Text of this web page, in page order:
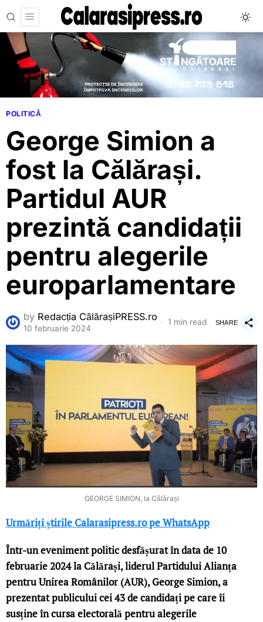
POLITICĂ
George Simion a
fost la Călărași.
Partidul AUR
prezintă candidații
pentru alegerile
europarlamentare
by Redacția CălărașiPRESS.ro
10 februarie 2024
1 min read SHARE
GEORGE SIMION, la Călărași
Urmăriți știrile Calarasipress.ro pe WhatsApp
Într-un eveniment politic desfășurat în data de 10
februarie 2024 la Călărași, liderul Partidului Alianța
pentru Unirea Românilor (AUR), George Simion, a
prezentat publicului cei 43 de candidați pe care îi
susține în cursa electorală pentru alegerile